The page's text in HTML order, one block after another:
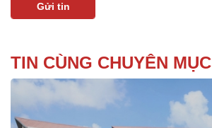
TIN CÙNG CHUYÊN MỤC